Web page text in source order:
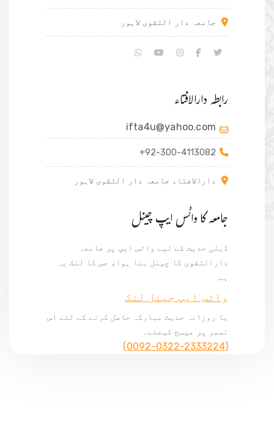
جامعہ دار التقوی لاہور
رابطہ دارالافتاء
ifta4u@yahoo.com
+92-300-4113082
دارالافتاء جامعہ دار التقوی لاہور
جامعہ کا واٹس ایپ چینل
ڈیلی حدیث کے لیے واٹس ایپ پر جامعہ
دارالتقوی کا چینل بنا ہوا، جس کا لنک یہ
ہے
واٹس ایپ جینل لنک
یا روزانہ حدیث مبارکہ حاصل کرنے کے لئے اس
نمبر پر میسج کیجئے۔
(0092-0322-2333224)